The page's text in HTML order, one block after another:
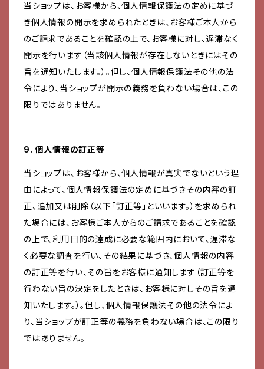
当ショップは、お客様から、個人情報保護法の定めに基づ
き個人情報の開示を求められたときは、お客様ご本人から
のご請求であることを確認の上で、お客様に対し、遅滞なく
開示を行います（当該個人情報が存在しないときにはその
旨を通知いたします。）。但し、個人情報保護法その他の法
令により、当ショップが開示の義務を負わない場合は、この
限りではありません。
9. 個人情報の訂正等
当ショップは、お客様から、個人情報が真実でないという理
由によって、個人情報保護法の定めに基づきその内容の訂
正、追加又は削除（以下「訂正等」といいます。）を求められ
た場合には、お客様ご本人からのご請求であることを確認
の上で、利用目的の達成に必要な範囲内において、遅滞な
く必要な調査を行い、その結果に基づき、個人情報の内容
の訂正等を行い、その旨をお客様に通知します（訂正等を
行わない旨の決定をしたときは、お客様に対しその旨を通
知いたします。）。但し、個人情報保護法その他の法令によ
り、当ショップが訂正等の義務を負わない場合は、この限り
ではありません。